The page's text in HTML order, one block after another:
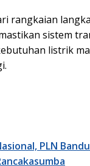
rangkaian
sistem
listrik
PLN